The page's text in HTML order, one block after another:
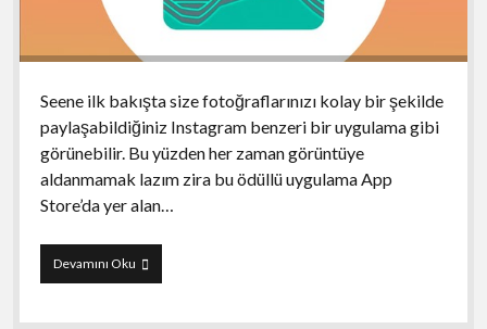
Seene ilk bakışta size fotoğraflarınızı kolay bir şekilde
paylaşabildiğiniz Instagram benzeri bir uygulama gibi
görünebilir. Bu yüzden her zaman görüntüye
aldanmamak lazım zira bu ödüllü uygulama App
Store’da yer alan…
Devamını OkuSeene